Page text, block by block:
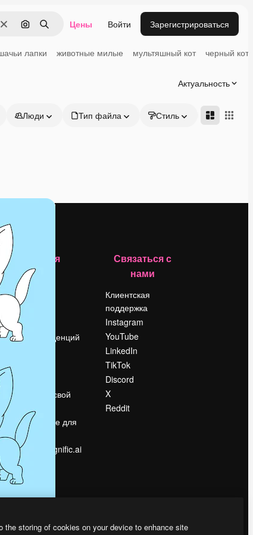
ОчиститьПоиск по изображению
Поиск Цены Войти Зарегистрироваться
лапки животные милые мультяшный кот черный
Актуальность
Люди Тип файла Стиль Адвансд
Компания
Цены
О нас
Reviews
Вакансии
Поиск тенденций
Slidesgo
Продайте свой
Помещение для
прессы
Ищете magnific.ai
Связаться с
нами
Клиентская
поддержка
Instagram
YouTube
LinkedIn
TikTok
Discord
X
Reddit
the storing of cookies on your device to enhance site